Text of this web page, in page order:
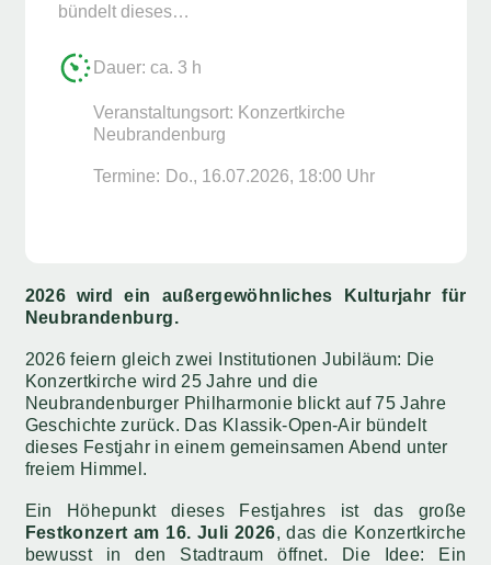
2026 wird ein außergewöhnliches Kulturjahr für
Neubrandenburg.
2026 feiern gleich zwei Institutionen Jubiläum: Die
Konzertkirche wird 25 Jahre und die
Neubrandenburger Philharmonie blickt auf 75 Jahre
Geschichte zurück. Das Klassik-Open-Air bündelt
dieses Festjahr in einem gemeinsamen Abend unter
freiem Himmel.
Ein Höhepunkt dieses Festjahres ist das große
Festkonzert am 16. Juli 2026, das die Konzertkirche
bewusst in den Stadtraum öffnet. Die Idee: Ein
bündelt dieses…
Dauer: ca. 3 h
Veranstaltungsort: Konzertkirche
Neubrandenburg
Termine: Do., 16.07.2026, ­18:00 Uhr